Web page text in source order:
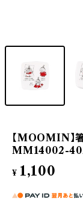
【MOOMIN】
MM14002-
¥ 1,100